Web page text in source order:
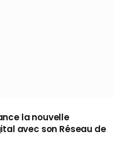
la nouvelle
avec son Réseau de